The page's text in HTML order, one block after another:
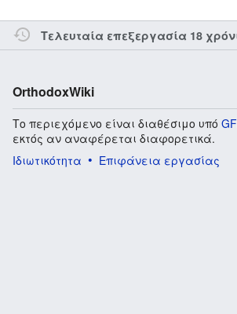
Τελευταία επεξεργασία 18
OrthodoxWiki
Το περιεχόμενο είναι διαθέσιμο υπό
εκτός αν αναφέρεται διαφορετικά.
Ιδιωτικότητα
Επιφάνεια εργασίας